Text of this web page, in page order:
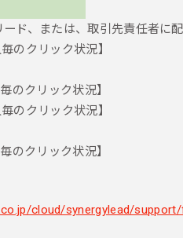
ド、または、取引先責任者に
のクリック状況】
のクリック状況】
のクリック状況】
のクリック状況】
cloud/synergylead/